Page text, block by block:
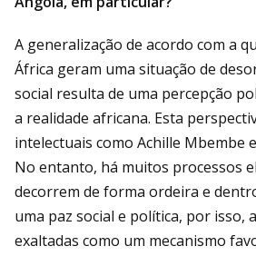
A generalização de acordo com a
África geram uma situação de
social resulta de uma percepção
a realidade africana. Esta
intelectuais como Achille Mbembe
No entanto, há muitos processos
decorrem de forma ordeira e
uma paz social e política, por isso,
exaltadas como um mecanismo